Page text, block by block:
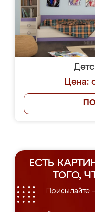
Цена:
ЕСТЬ
ТОГО,
Присылайте